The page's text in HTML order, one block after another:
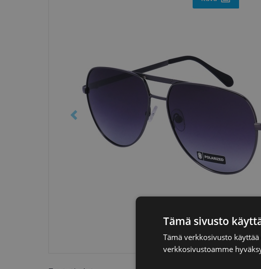
Tämä sivusto
Tämä verkkosivusto
verkkosivustoamme